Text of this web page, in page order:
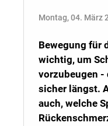
Montag, 04. März
Bewegung für
wichtig, um
vorzubeugen -
sicher längst.
auch, welche